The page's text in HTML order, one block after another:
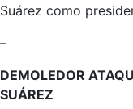
Suárez como
–
DEMOLEDOR
SUÁREZ